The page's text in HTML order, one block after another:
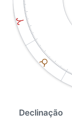
A
B
Declinação